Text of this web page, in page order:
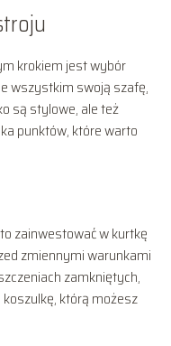
krokiem jest wybór
wszystkim swoją szafę,
są stylowe, ale też
punktów, które warto
zainwestować w kurtkę
zmiennymi warunkami
zamkniętych,
którą możesz